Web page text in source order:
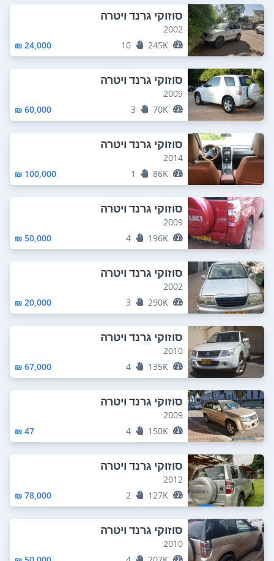
סוזוקי גרנד ויטרה
2002
245K
10
24,000 ₪
סוזוקי גרנד ויטרה
2009
70K
3
60,000 ₪
סוזוקי גרנד ויטרה
2014
86K
1
100,000 ₪
סוזוקי גרנד ויטרה
2009
196K
4
50,000 ₪
סוזוקי גרנד ויטרה
2002
290K
3
20,000 ₪
סוזוקי גרנד ויטרה
2010
135K
4
67,000 ₪
סוזוקי גרנד ויטרה
2009
150K
4
47 ₪
סוזוקי גרנד ויטרה
2012
127K
2
78,000 ₪
סוזוקי גרנד ויטרה
2010